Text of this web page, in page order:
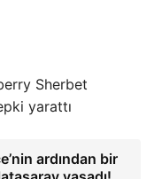
Sherbet
yarattı
ardından bir